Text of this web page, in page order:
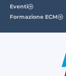
Eventi
Formazione ECM